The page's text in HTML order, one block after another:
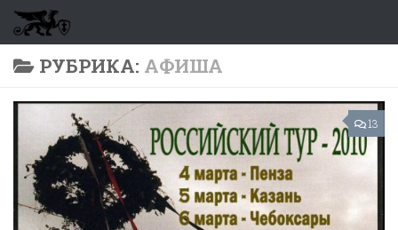
Перейти к содержимому
РУБРИКА: АФИША
13